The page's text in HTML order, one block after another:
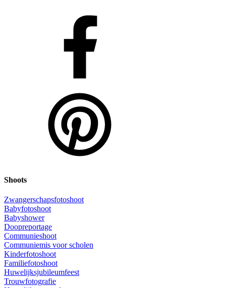
Shoots
Zwangerschapsfotoshoot
Babyfotoshoot
Babyshower
Doopreportage
Communieshoot
Communiemis voor scholen
Kinderfotoshoot
Familiefotoshoot
Huwelijksjubileumfeest
Trouwfotografie